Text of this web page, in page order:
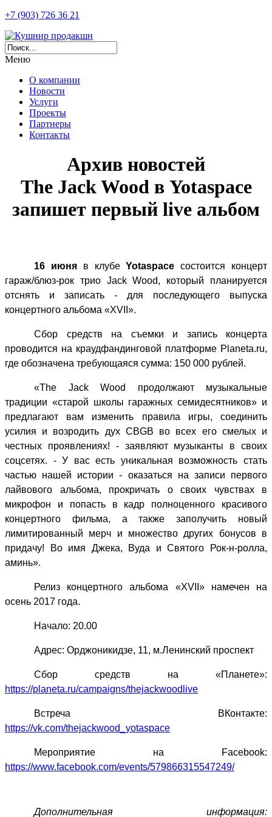
+7 (903) 726 36 21
Меню
О компании
Новости
Услуги
Проекты
Партнеры
Контакты
Архив новостей
The Jack Wood в Yotaspace
запишет первый live альбом
16 июняв клубеYotaspace состоится концерт
гараж/блюз-рок трио Jack Wood, который планируется
отснять и записать - для последующего выпуска
концертного альбома «XVII».
Сбор средств на съемки и запись концерта
проводится на краудфандинговой платформе Planeta.ru,
где обозначена требующаяся сумма: 150 000 рублей.
«The Jack Wood продолжают музыкальные
традиции «старой школы гаражных семидесятников» и
предлагают вам изменить правила игры, соединить
усилия и возродить дух CBGB во всех его смелых и
честных проявлениях! - заявляют музыканты в своих
соцсетях. - У вас есть уникальная возможность стать
частью нашей истории - оказаться на записи первого
лайвового альбома, прокричать о своих чувствах в
микрофон и попасть в кадр полноценного красивого
концертного фильма, а также заполучить новый
лимитированный мерч и множество других бонусов в
придачу! Во имя Джека, Вуда и Святого Рок-н-ролла,
аминь».
Релиз концертного альбома «XVII » намечен на
осень 2017 года.
Начало: 20.00
Адрес: Орджоникидзе, 11, м.Ленинский проспект
Сбор средств на «Планете»:
https://planeta.ru/campaigns/thejackwoodlive
Встреча ВКонтакте:
https://vk.com/thejackwood_yotaspace
Мероприятие на Facebook:
https://www.facebook.com/events/579866315547249/
Дополнительная информация: